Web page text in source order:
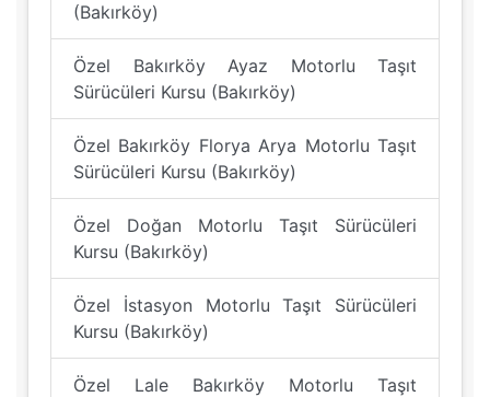
(Bakırköy)
Özel Bakırköy Ayaz Motorlu Taşıt
Sürücüleri Kursu (Bakırköy)
Özel Bakırköy Florya Arya Motorlu Taşıt
Sürücüleri Kursu (Bakırköy)
Özel Doğan Motorlu Taşıt Sürücüleri
Kursu (Bakırköy)
Özel İstasyon Motorlu Taşıt Sürücüleri
Kursu (Bakırköy)
Özel Lale Bakırköy Motorlu Taşıt